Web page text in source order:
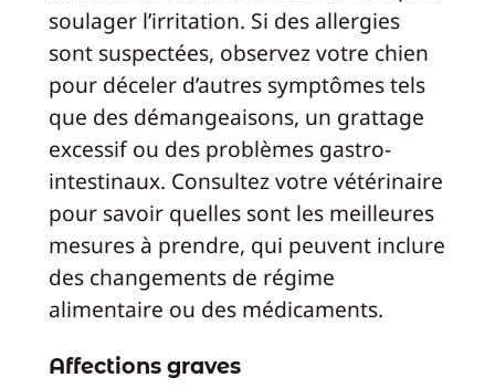
soulager l’irritation. Si des allergies
sont suspectées, observez votre chien
pour déceler d’autres symptômes tels
que des démangeaisons, un grattage
excessif ou des problèmes gastro-
intestinaux. Consultez votre vétérinaire
pour savoir quelles sont les meilleures
mesures à prendre, qui peuvent inclure
des changements de régime
alimentaire ou des médicaments.
Affections graves